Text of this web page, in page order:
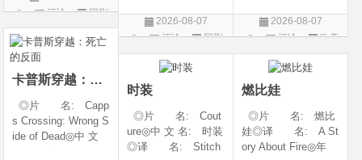
/ 历史 / 古装◎语
上映日期 2026-07-
20(中国大陆)◎
评论
国剧
产 地 中国大陆
◎类 别 剧情 /
言 汉语普通话◎上
映日期 2026-07
2026-08-07
评论
国剧
地: 美国◎类
别: 剧情◎语
期: 2026-08-05(美
国)◎IMDb评分: 6
2026-08-07
评论
欧美
剧
卡普斯穿越：死亡的反面
◎片 名: Capp
s Crossing: Wrong S
ide of Dead◎中 文
时装
◎片 名: Cout
ure◎中 文 名: 时装
◎译 名: Stitch
燃比娃
◎片 名: 燃比
娃◎译 名: A St
ory About Fire◎年